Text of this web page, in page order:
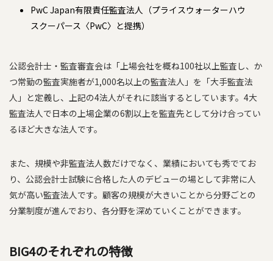
PwC Japan有限責任監査法人（プライスウォーターハウ
スクーパース〈PwC〉と提携）
公認会計士・監査審査会は「上場会社を概ね100社以上監査し、か
つ常勤の監査実施者が1,000名以上の監査法人」を「大手監査法
人」と定義し、上記の4法人がそれに該当するとしています。4大
監査法人で日本の上場企業の6割以上を監査先として分け合ってい
るほど大きな法人です。
また、規模や非監査法人数だけでなく、業績においても秀でてお
り、公認会計士試験に合格した人のデビューの場として非常に人
気が高い監査法人です。顧客の規模が大きいことから分野ごとの
分業制度が進んでおり、各分野を深めていくことができます。
BIG4のそれぞれの特徴